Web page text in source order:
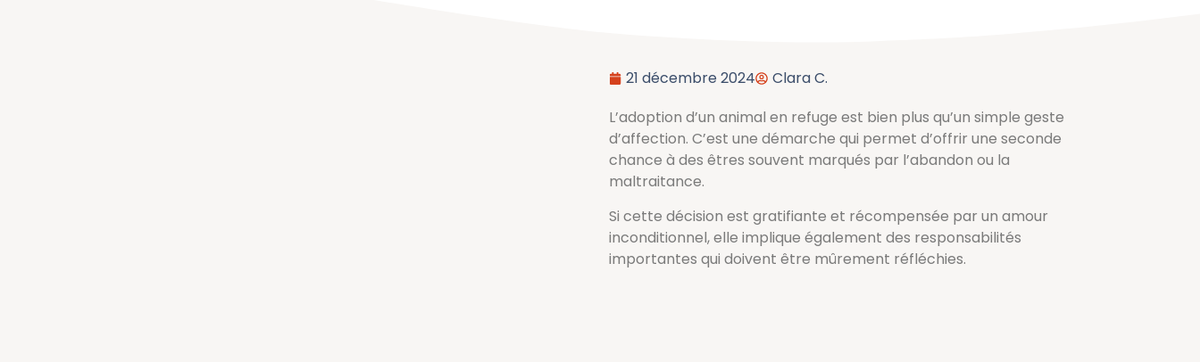
21 décembre 2024
Clara C.
L’adoption d’un animal en refuge est bien plus qu’un simple geste
d’affection. C’est une démarche qui permet d’offrir une seconde
chance à des êtres souvent marqués par l’abandon ou la
maltraitance.
Si cette décision est gratifiante et récompensée par un amour
inconditionnel, elle implique également des responsabilités
importantes qui doivent être mûrement réfléchies.